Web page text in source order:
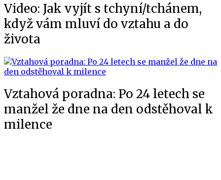
Video: Jak vyjít s tchyní/tchánem,
když vám mluví do vztahu a do
života
Vztahová poradna: Po 24 letech se
manžel že dne na den odstěhoval k
milence